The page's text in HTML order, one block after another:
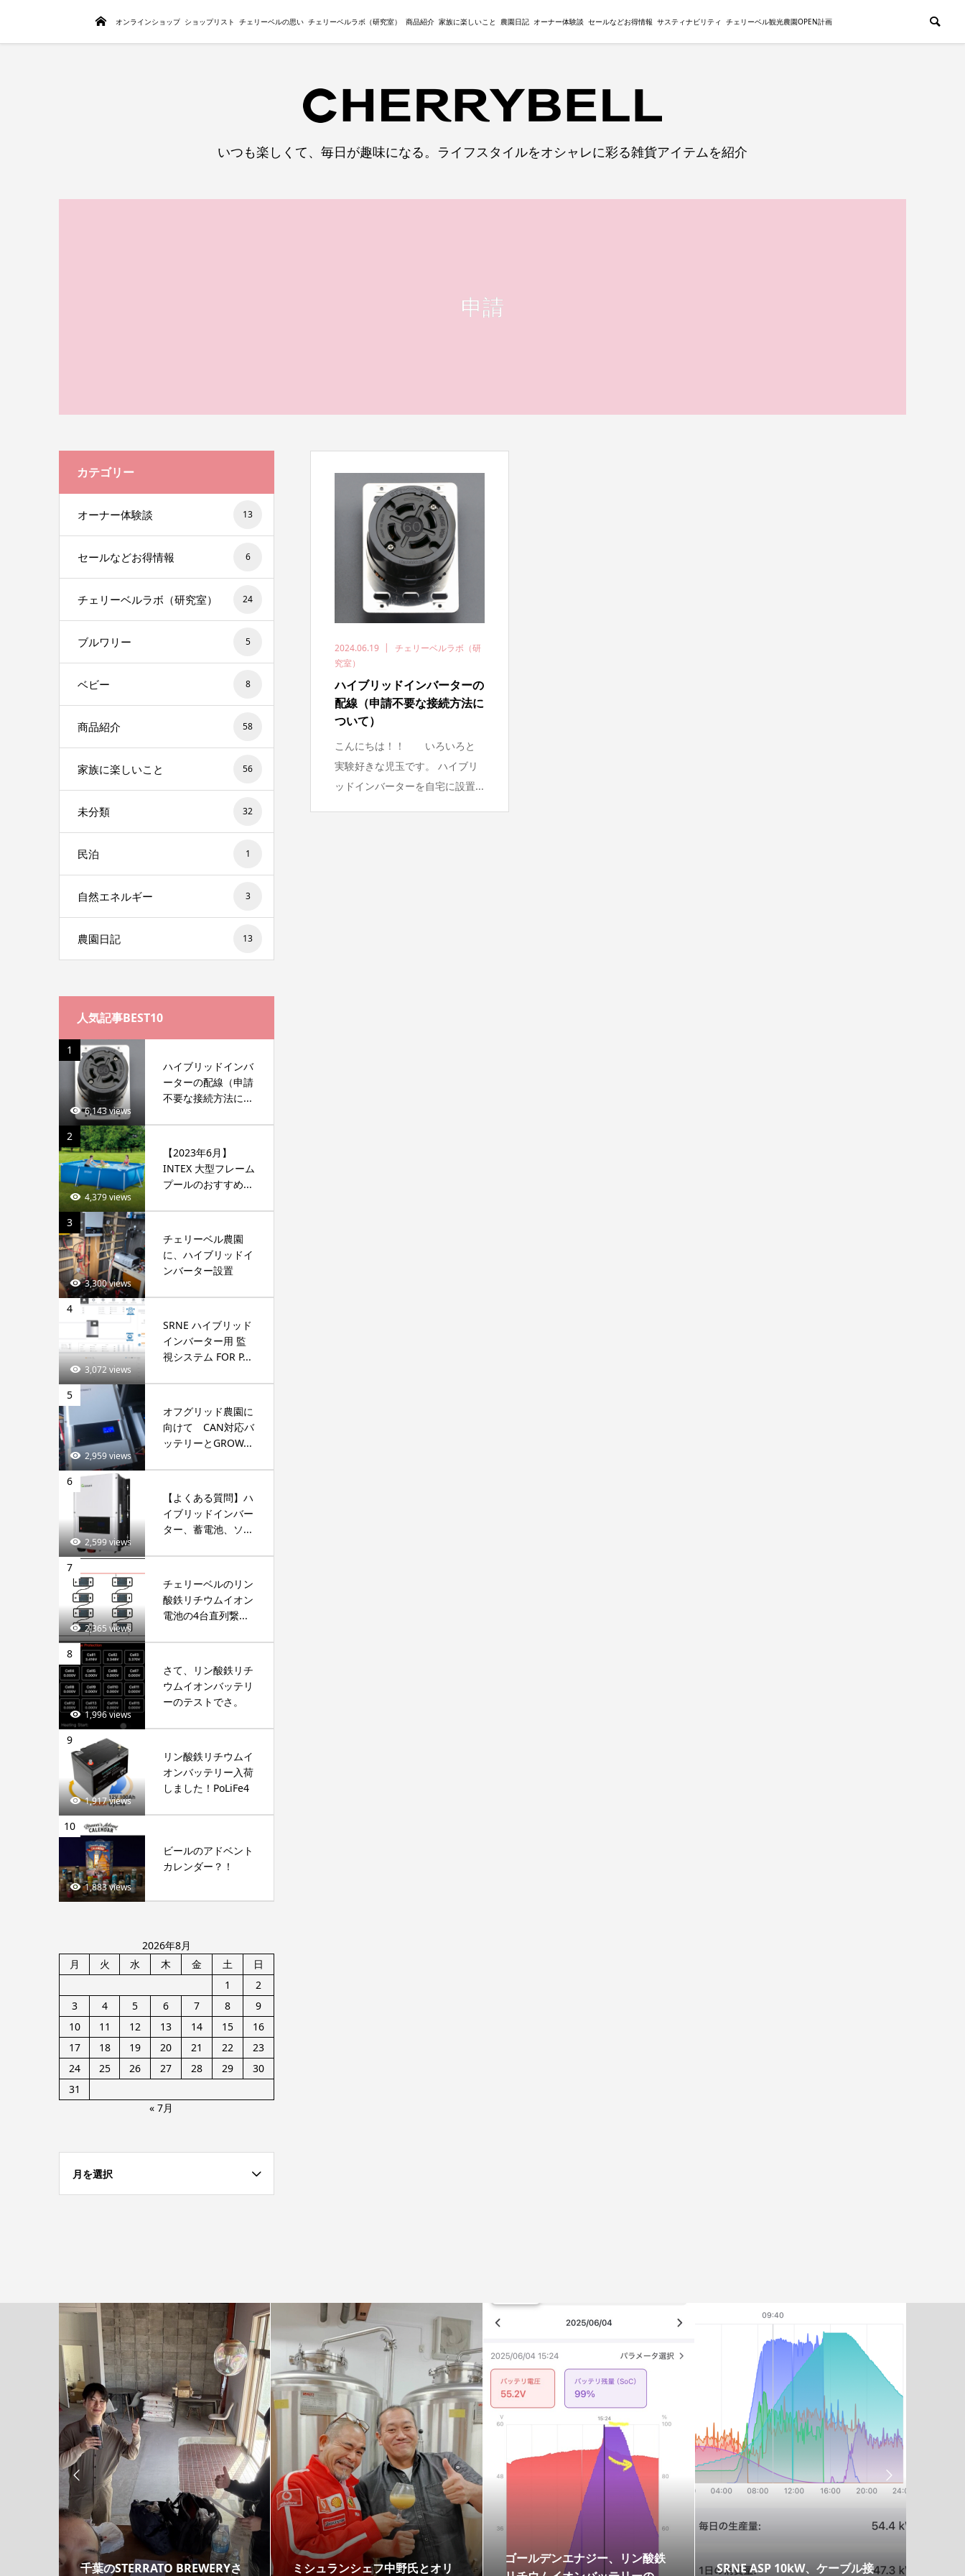
トップページオンラインショップ ショップリスト チェリーベルの思い チェリーベルラボ（研究室） 商品紹介 家族に楽しいこと 農園日記 オーナー体験談 セールなどお得情報 サスティナビリティ チェリーベル観光農園OPEN計画
いつも楽しくて、毎日が趣味になる。ライフスタイルをオシャレに彩る雑貨アイテムを紹介
申請
2024.06.19
チェリーベルラボ（研
究室）
ハイブリッドインバーターの
配線（申請不要な接続方法に
ついて）
こんにちは！！ いろいろと
実験好きな児玉です。 ハイブリ
ッドインバーターを自宅に設置...
カテゴリー
オーナー体験談 13
セールなどお得情報 6
チェリーベルラボ（研究室） 24
ブルワリー 5
ベビー 8
商品紹介 58
家族に楽しいこと 56
未分類 32
民泊 1
自然エネルギー 3
農園日記 13
人気記事BEST10
1
6,143 views
ハイブリッドインバ
ーターの配線（申請
不要な接続方法に...
2
4,379 views
【2023年6月】
INTEX 大型フレーム
プールのおすすめ...
3
3,300 views
チェリーベル農園
に、ハイブリッドイ
ンバーター設置
4
3,072 views
SRNE ハイブリッド
インバーター用 監
視システム FOR P...
5
2,959 views
オフグリッド農園に
向けて CAN対応バ
ッテリーとGROW...
6
2,599 views
【よくある質問】ハ
イブリッドインバー
ター、蓄電池、ソ...
7
2,365 views
チェリーベルのリン
酸鉄リチウムイオン
電池の4台直列繋...
8
1,996 views
さて、リン酸鉄リチ
ウムイオンバッテリ
ーのテストでさ。
9
1,917 views
リン酸鉄リチウムイ
オンバッテリー入荷
しました！PoLiFe4
10
1,883 views
ビールのアドベント
カレンダー？！
2026年8月
月
火 水 木 金 土
日
1
2
3
4 5 6 7 8
9
10
11 12 13 14 15
16
17
18 19 20 21 22
23
24
25 26 27 28 29
30
31
« 7月
月を選択

千葉のSTERRATO BREWERYさ ミシュランシェフ中野氏とオリ
ゴールデンエナジー、リン酸鉄
SRNE ASP 10kW、ケーブル接
